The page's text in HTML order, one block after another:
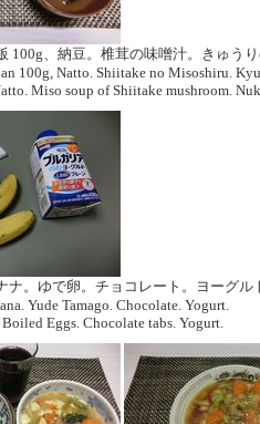
100g、納豆。椎茸の味噌汁。きゅう
100g, Natto. Shiitake no Misoshiru.
Miso soup of Shiitake mushroom.
ナ。ゆで卵。チョコレート。ヨーグ
Yude Tamago. Chocolate. Yogurt.
Eggs. Chocolate tabs. Yogurt.